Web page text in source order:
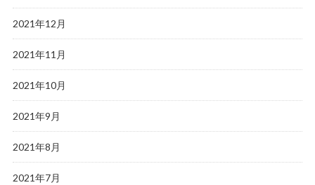
2021年12月
2021年11月
2021年10月
2021年9月
2021年8月
2021年7月